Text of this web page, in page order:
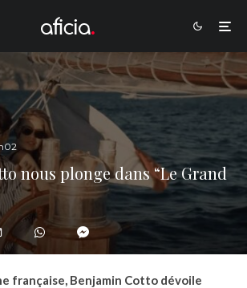
nous plonge dans “Le Grand
française, Benjamin Cotto dévoile